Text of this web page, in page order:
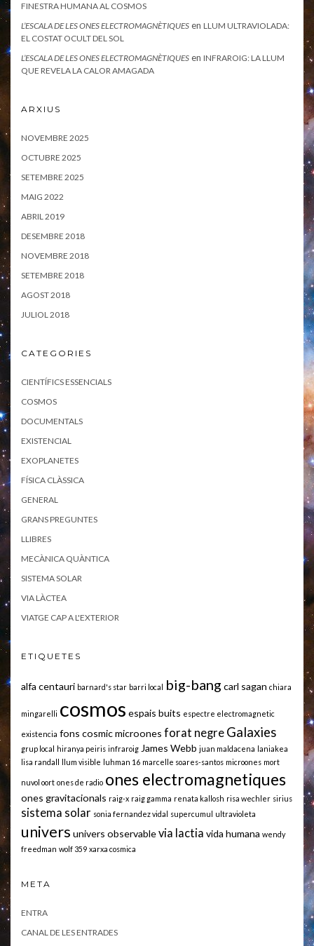
FINESTRA HUMANA AL COSMOS
L’ESCALA DE LES ONES ELECTROMAGNÈTIQUES en LLUM ULTRAVIOLADA:
EL COSTAT OCULT DEL SOL
L’ESCALA DE LES ONES ELECTROMAGNÈTIQUES en INFRAROIG: LA LLUM
QUE REVELA LA CALOR AMAGADA
ARXIUS
NOVEMBRE 2025
OCTUBRE 2025
SETEMBRE 2025
MAIG 2022
ABRIL 2019
DESEMBRE 2018
NOVEMBRE 2018
SETEMBRE 2018
AGOST 2018
JULIOL 2018
CATEGORIES
CIENTÍFICS ESSENCIALS
COSMOS
DOCUMENTALS
EXISTENCIAL
EXOPLANETES
FÍSICA CLÀSSICA
GENERAL
GRANS PREGUNTES
LLIBRES
MECÀNICA QUÀNTICA
SISTEMA SOLAR
VIA LÀCTEA
VIATGE CAP A L'EXTERIOR
ETIQUETES
alfa centauri barnard's star barri local big-bang carl sagan chiara
mingarelli cosmos espais buits espectre electromagnetic
existencia fons cosmic microones forat negre Galaxies
grup local hiranya peiris infraroig James Webb juan maldacena laniakea
lisa randall
llum visible luhman 16 marcelle soares-santos microones mort
nuvol oort ones de radio ones electromagnetiques
ones gravitacionals raig-x raig gamma renata kallosh risa wechler sirius
sistema solar sonia fernandez vidal supercumul ultravioleta
univers univers observablevia lactia vida humana wendy
freedman wolf 359 xarxa cosmica
META
ENTRA
CANAL DE LES ENTRADES